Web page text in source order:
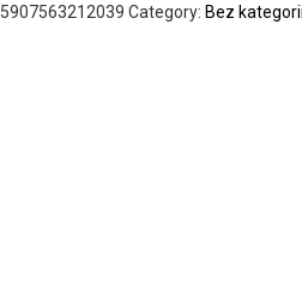
5907563212039 Category: Bez kategorii